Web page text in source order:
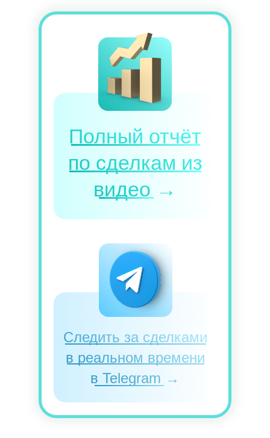
Полный отчёт
по сделкам из
видео →
Следить за сделками
в реальном времени
в Telegram →